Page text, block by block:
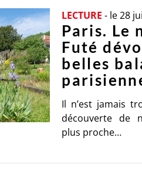
LECTURE - le 28
Paris. Le
Futé
belles
Il n’est jamais
découverte de
plus proche…